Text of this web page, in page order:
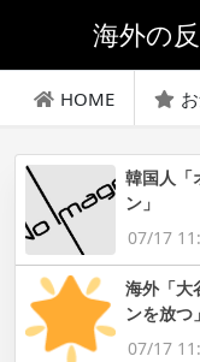
海外の
HOME
韓国人「
ン」
07/17
海外「大
ンを放つ」
07/17